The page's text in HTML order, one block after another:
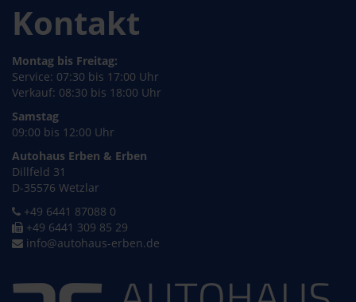
Kontakt
Montag bis Freitag:
Service: 07:30 bis 17:00 Uhr
Verkauf: 08:30 bis 18:00 Uhr
Samstag
09:00 bis 12:00 Uhr
Autohaus Erben & Erben
Dillfeld 31
D-35576 Wetzlar
+49 6441 87088 0
+49 6441 309 85 29
info@autohaus-erben.de